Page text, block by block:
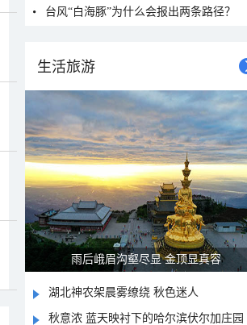
台风“白海豚”为什么会报出两条路径？
生活旅游
山水扇面：秋红点缀颐和园西堤
湖北神农架晨雾缭绕 秋色迷人
秋意浓 蓝天映衬下的哈尔滨伏尔加庄园